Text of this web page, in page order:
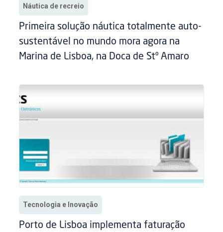
Náutica de recreio
Primeira solução náutica totalmente auto-
sustentável no mundo mora agora na
Marina de Lisboa, na Doca de Stº Amaro
Tecnologia e Inovação
Porto de Lisboa implementa faturação